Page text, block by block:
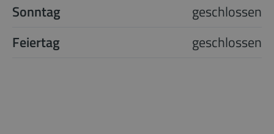
Sonntag
geschlossen
Feiertag
geschlossen